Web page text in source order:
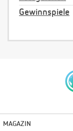
Gewinnspiele
MAGAZIN